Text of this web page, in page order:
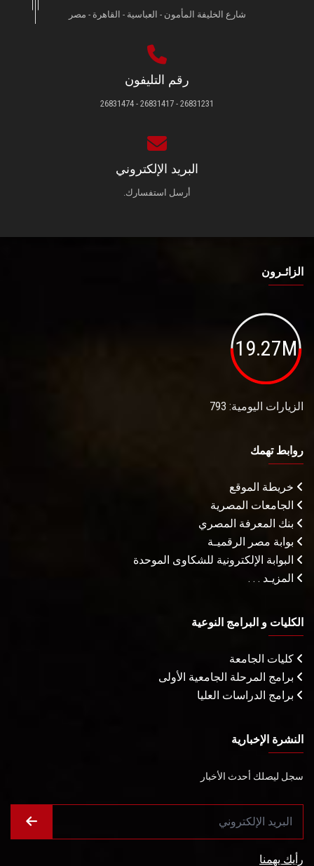
شارع الخليفة المأمون - العباسية - القاهرة - مصر
رقم التليفون
26831231 - 26831417 - 26831474
البريد الإلكتروني
أرسل استفسارك.
الزائـرون
19.27M
الزيارات اليومية: 793
روابط تهمك
خريطة الموقع
الجامعات المصرية
بنك المعرفة المصري
بوابة مصر الرقميـة
البوابة الإلكترونية للشكاوى الموحدة
المزيـد . . .
الكليات و البرامج النوعية
كليات الجامعة
برامج المرحلة الجامعية الأولى
برامج الدراسات العليا
النشرة الإخبارية
سجل ليصلك أحدث الأخبار
رأيك يهمنا